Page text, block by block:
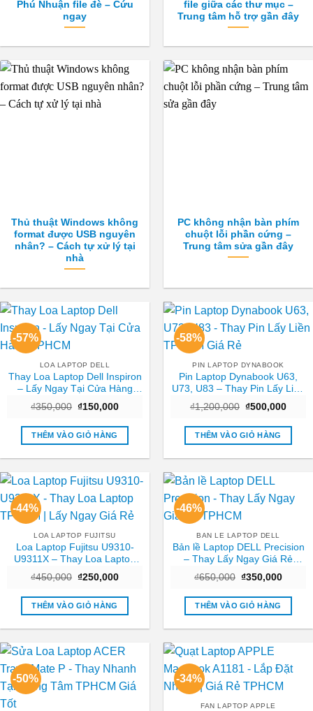
Phú Nhuận file đè – Cứu
ngay
file giữa các thư mục –
Trung tâm hỗ trợ gần đây
Thủ thuật Windows không
format được USB nguyên
nhân? – Cách tự xử lý tại
nhà
PC không nhận bàn phím
chuột lỗi phần cứng –
Trung tâm sửa gần đây
-57%
LOA LAPTOP DELL
Thay Loa Laptop Dell Inspiron
– Lấy Ngay Tại Cửa Hàng
₫350,000 Giá
là:
₫350,000.
₫150,000Giá
tại
₫150,000.
THÊM VÀO GIỎ HÀNG
-58%
PIN LAPTOP DYNABOOK
Pin Laptop Dynabook U63,
U73, U83 – Thay Pin Lấy Liền
₫1,200,000 Giá
là:
₫1,200,000.
₫500,000Giá
tại
THÊM VÀO GIỎ HÀNG
-44%
LOA LAPTOP FUJITSU
Loa Laptop Fujitsu U9310-
U9311X – Thay Loa Laptop
₫450,000 Giá
là:
₫450,000.
₫250,000Giá
tại
₫250,000.
THÊM VÀO GIỎ HÀNG
-46%
BAN LE LAPTOP DELL
Bản lề Laptop DELL Precision
– Thay Lấy Ngay Giá Rẻ
₫650,000 Giá
là:
₫650,000.
₫350,000Giá
tại
THÊM VÀO GIỎ HÀNG
-50% -34%
FAN LAPTOP APPLE